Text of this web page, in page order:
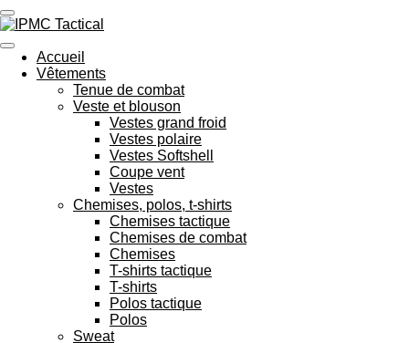
Passer
au
contenu
principal
Accueil
Vêtements
Tenue de combat
Veste et blouson
Vestes grand froid
Vestes polaire
Vestes Softshell
Coupe vent
Vestes
Chemises, polos, t-shirts
Chemises tactique
Chemises de combat
Chemises
T-shirts tactique
T-shirts
Polos tactique
Polos
Sweat